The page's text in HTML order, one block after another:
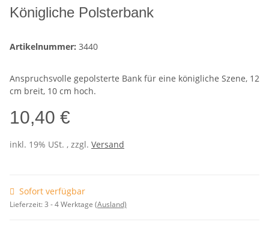
Königliche Polsterbank
Artikelnummer: 3440
Anspruchsvolle gepolsterte Bank für eine königliche Szene, 12
cm breit, 10 cm hoch.
10,40 €
inkl. 19% USt. , zzgl. Versand
Sofort verfügbar
Lieferzeit:3 - 4 Werktage (Ausland)